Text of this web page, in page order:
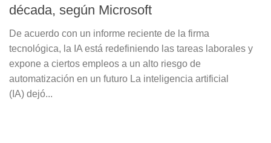
década, según Microsoft
De acuerdo con un informe reciente de la firma
tecnológica, la IA está redefiniendo las tareas laborales y
expone a ciertos empleos a un alto riesgo de
automatización en un futuro La inteligencia artificial
(IA) dejó...